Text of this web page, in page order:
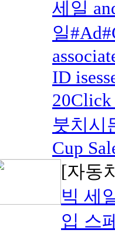
세일
일
ID
20Click
붓치시
Cup
[자동
빅 세
입 스